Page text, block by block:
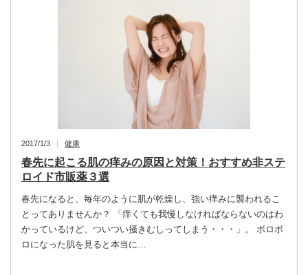
2017/1/3 健康
春先に起こる肌の痒みの原因と対策！おすすめ非ステ
ロイド市販薬３選
春先になると、毎年のように肌が乾燥し、強い痒みに襲われるこ
とってありませんか？ 「痒くても我慢しなければならないのはわ
かっているけど、ついつい掻きむしってしまう・・・」。 ボロボ
ロになった肌を見ると本当に…